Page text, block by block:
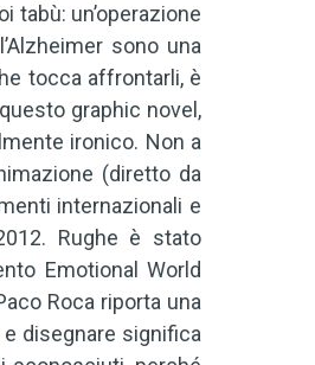
tabù: un’operazione
sono una
tocca affrontarli, è
graphic novel,
ironico. Non a
(diretto da
internazionali e
Rughe è stato
Emotional World
Roca riporta una
disegnare significa